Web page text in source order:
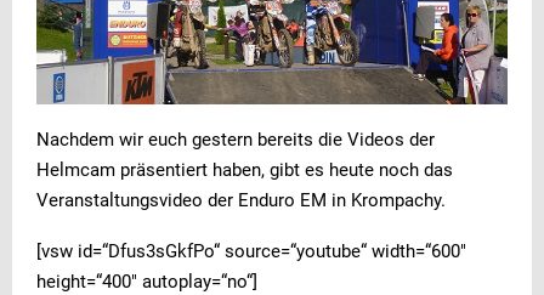
Nachdem wir euch gestern bereits die Videos der
Helmcam präsentiert haben, gibt es heute noch das
Veranstaltungsvideo der Enduro EM in Krompachy.
[vsw id=“Dfus3sGkfPo“ source=“youtube“ width=“600″
height=“400″ autoplay=“no“]